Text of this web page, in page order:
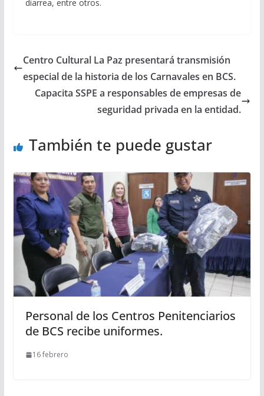
diarrea, entre otros.
Centro Cultural La Paz presentará transmisión
especial de la historia de los Carnavales en BCS.
Capacita SSPE a responsables de empresas de
seguridad privada en la entidad.
También te puede gustar
Personal de los Centros Penitenciarios
de BCS recibe uniformes.
16 febrero